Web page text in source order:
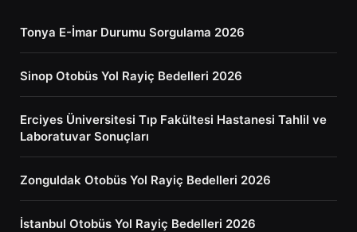
Tonya E-İmar Durumu Sorgulama 2026
Sinop Otobüs Yol Rayiç Bedelleri 2026
Erciyes Üniversitesi Tıp Fakültesi Hastanesi Tahlil ve
Laboratuvar Sonuçları
Zonguldak Otobüs Yol Rayiç Bedelleri 2026
İstanbul Otobüs Yol Rayiç Bedelleri 2026